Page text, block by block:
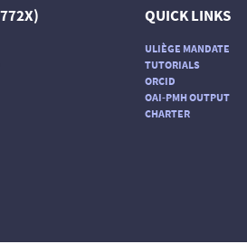
QUICK LINKS
ULIÈGE MANDATE
TUTORIALS
ORCID
OAI-PMH OUTPUT
CHARTER